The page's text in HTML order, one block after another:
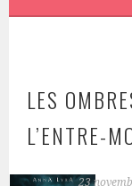
LES
L’ENTRE-
23